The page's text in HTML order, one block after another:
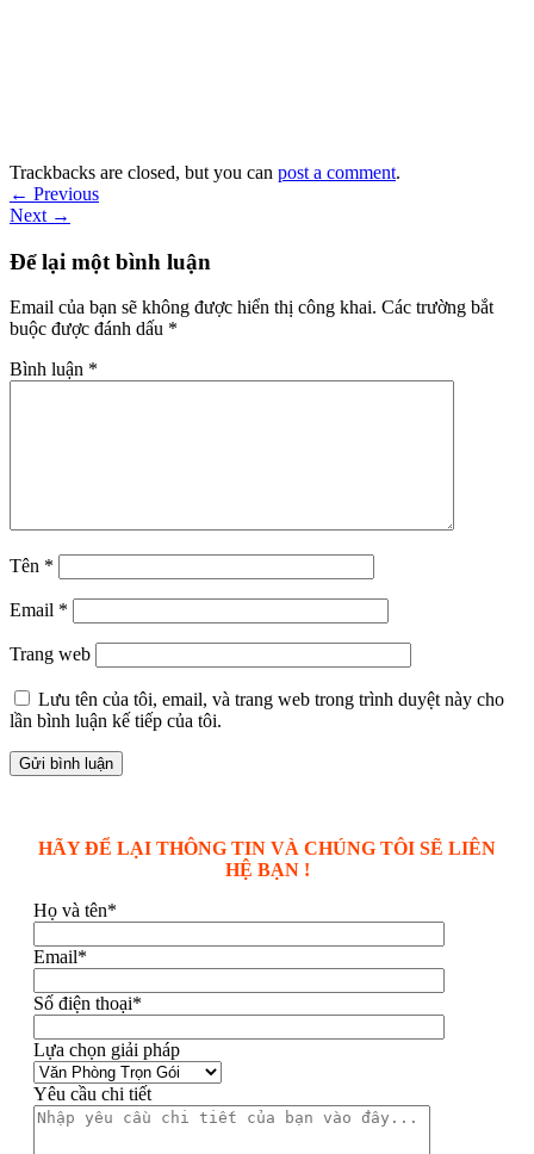
Trackbacks are closed, but you can post a comment.
← Previous
Next →
Để lại một bình luận
Email của bạn sẽ không được hiển thị công khai. Các trường bắt
buộc được đánh dấu *
Bình luận *
Tên *
Email *
Trang web
Lưu tên của tôi, email, và trang web trong trình duyệt này cho
lần bình luận kế tiếp của tôi.
HÃY ĐỂ LẠI THÔNG TIN VÀ CHÚNG TÔI SẼ LIÊN
HỆ BẠN !
Họ và tên*
Email*
Số điện thoại*
Lựa chọn giải pháp
Yêu cầu chi tiết